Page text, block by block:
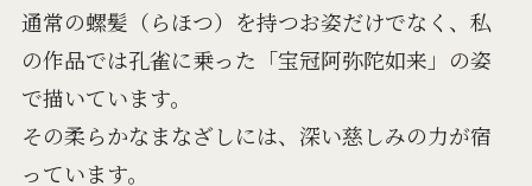
通常の螺髪（らほつ）を持つお姿だけでなく、私
の作品では孔雀に乗った「宝冠阿弥陀如来」の姿
で描いています。
その柔らかなまなざしには、深い慈しみの力が宿
っています。